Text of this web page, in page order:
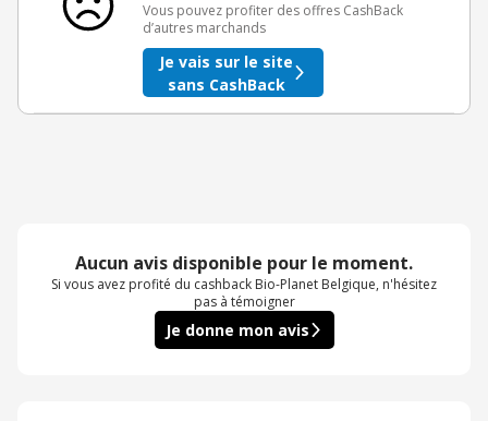
Vous pouvez profiter des offres CashBack
d’autres marchands
Je vais sur le site
sans CashBack
Aucun avis disponible pour le moment.
Si vous avez profité du cashback Bio-Planet Belgique, n'hésitez
pas à témoigner
Je donne mon avis